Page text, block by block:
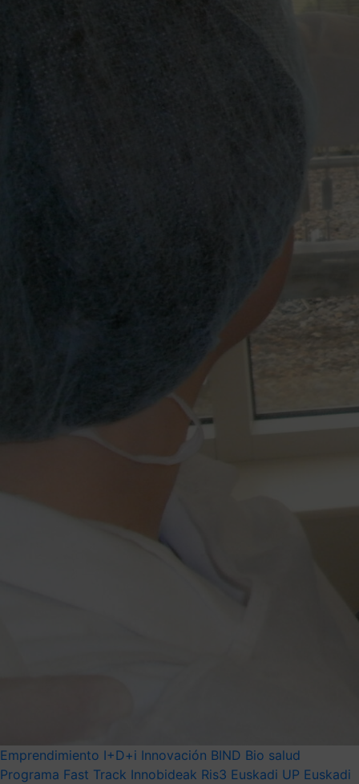
Emprendimiento I+D+i Innovación BIND Bio salud
Programa Fast Track Innobideak Ris3 Euskadi UP Euskadi